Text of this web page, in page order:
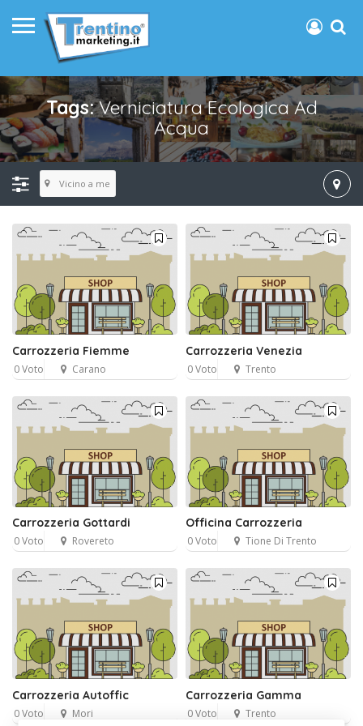
Tags:Verniciatura Ecologica Ad
Acqua
Vicino a me
Carrozzeria Fiemme
0 Voto Carano
Carrozzeria Venezia
0 Voto Trento
Carrozzeria Gottardi
0 Voto Rovereto
Officina Carrozzeria
0 Voto Tione Di Trento
Carrozzeria Autoffic
0 Voto Mori
Carrozzeria Gamma
0 Voto Trento